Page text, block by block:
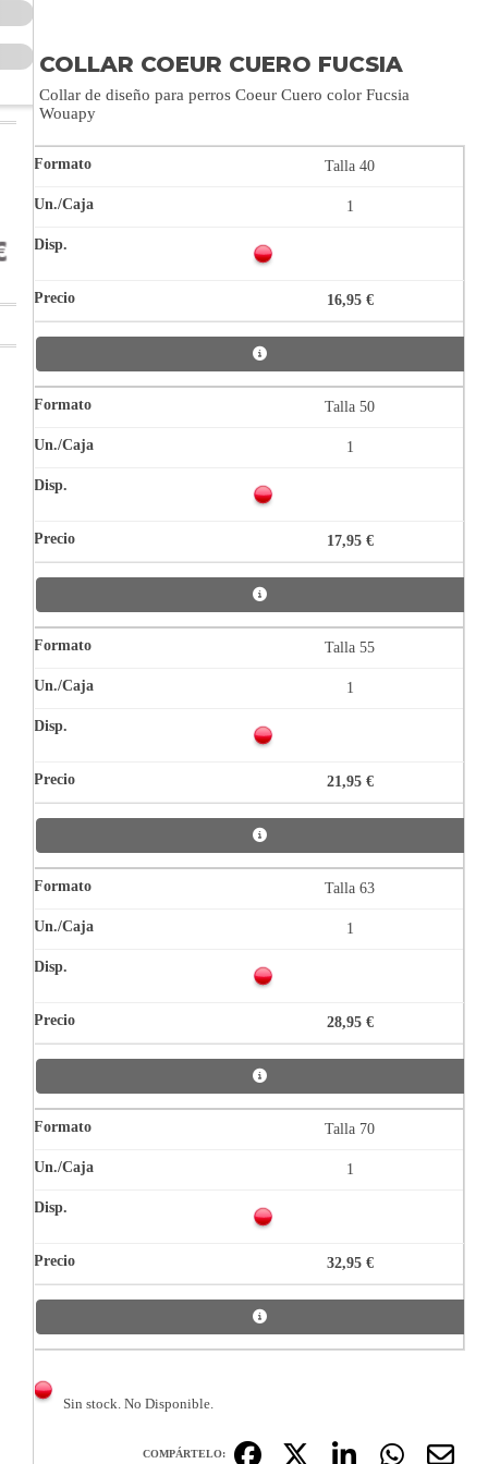
COLLAR COEUR CUERO FUCSIA
Collar de diseño para perros Coeur Cuero color Fucsia
Wouapy
Talla 40
1
16,95 €
Talla 50
1
17,95 €
Talla 55
1
21,95 €
Talla 63
1
28,95 €
Talla 70
1
32,95 €
Sin stock. No Disponible.
COMPÁRTELO: